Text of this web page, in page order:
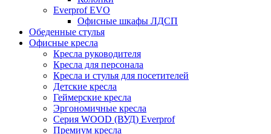
Everprof EVO
Офисные шкафы ЛДСП
Обеденные стулья
Офисные кресла
Кресла руководителя
Кресла для персонала
Кресла и стулья для посетителей
Детские кресла
Геймерские кресла
Эргономичные кресла
Серия WOOD (ВУД) Everprof
Премиум кресла